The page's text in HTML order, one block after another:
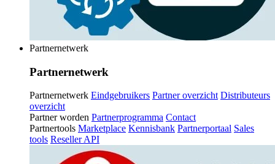
Partnernetwerk
Partnernetwerk
Partnernetwerk Eindgebruikers Partner overzicht Distributeurs
overzicht
Partner worden Partnerprogramma Contact
Partnertools Marketplace Kennisbank Partnerportaal Sales
tools Reseller API